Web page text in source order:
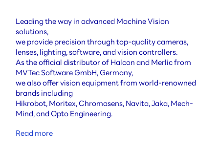
Leading the way in advanced Machine Vision
solutions,
we provide precision through top-quality cameras,
lenses, lighting, software, and vision controllers.
As the official distributor of Halcon and Merlic from
MVTec Software GmbH, Germany,
we also offer vision equipment from world-renowned
brands including
Hikrobot, Moritex, Chromasens, Navita, Jaka, Mech-
Mind, and Opto Engineering.
Read more